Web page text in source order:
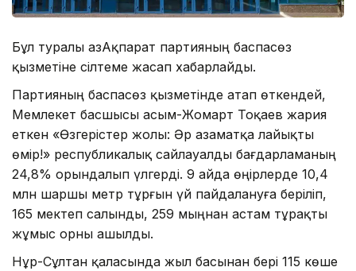
Бұл туралы ҚазАқпарат партияның баспасөз
қызметіне сілтеме жасап хабарлайды.
Партияның баспасөз қызметінде атап өткендей,
Мемлекет басшысы Қасым-Жомарт Тоқаев жария
еткен «Өзгерістер жолы: Әр азаматқа лайықты
өмір!» республикалық сайлауалды бағдарламаның
24,8% орындалып үлгерді. 9 айда өңірлерде 10,4
млн шаршы метр тұрғын үй пайдалануға беріліп,
165 мектеп салынды, 259 мыңнан астам тұрақты
жұмыс орны ашылды.
Нұр-Сұлтан қаласында жыл басынан бері 115 көше